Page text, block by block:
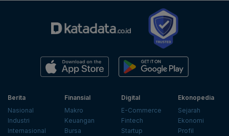
Berita
Nasional
Industri
Internasional
Finansial
Makro
Keuangan
Bursa
Digital
E-Commerce
Fintech
Startup
Ekonopedia
Sejarah
Ekonomi
Profil